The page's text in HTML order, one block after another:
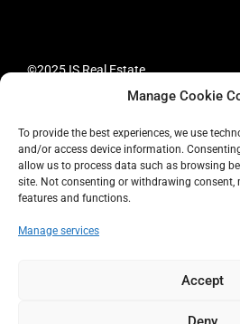
Manage Cookie
To provide the best experiences, we use
and/or access device information.
allow us to process data such as browsing
site. Not consenting or withdrawing consent,
features and functions.
Manage services
Accept
©2025 IS Real Estate
ParduodamaNuomaTurto
773
Slapukų politika (ES)
duomenis (ES)